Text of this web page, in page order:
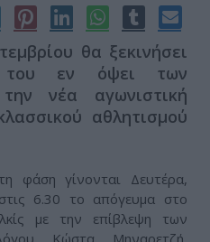
θα ξεκινήσει
του εν όψει των
νέα αγωνιστική
αθλητισμού
φάση γίνονται Δευτέρα,
6.30 το απόγευμα στο
με την επίβλεψη των
Κώστα Μηναρετζή,